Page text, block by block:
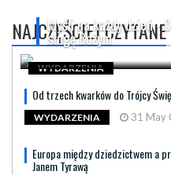
NAJCZĘŚCIEJ CZYTANE
Myśli na każdy dzień -
sługą Bożym
WYDARZENIA
Od trzech kwarków do Trójcy
WYDARZENIA 31 May
Europa między dziedzictwem a
Janem Tyrawą